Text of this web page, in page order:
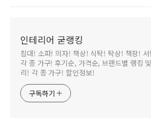
인테리어 굳랭킹
침대! 소파! 의자! 책상! 식탁! 탁상! 책장! 서
각 종 가구! 후기순, 가격순, 브랜드별 랭킹
리! 각 종 가구! 할인정보!
구독하기